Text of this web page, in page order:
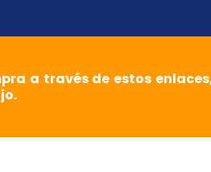
a través de estos